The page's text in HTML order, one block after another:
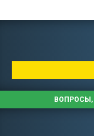
ВОПРОСЫ,